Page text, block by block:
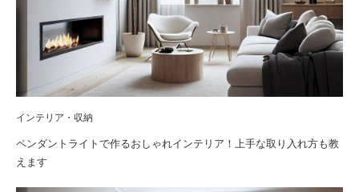
インテリア・収納
ペンダントライトで作るおしゃれインテリア！上手な取り入れ方も教
えます